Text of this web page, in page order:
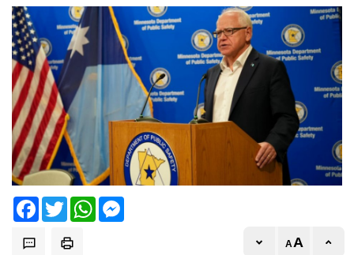
FacebookTwitter WhatsApp